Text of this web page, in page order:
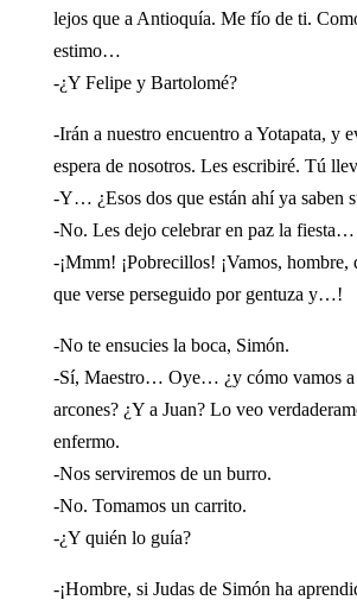
lejos que a Antioquía. Me fío de ti.
estimo…
-¿Y Felipe y Bartolomé?
-Irán a nuestro encuentro a Yotapata, y
espera de nosotros. Les escribiré. Tú
-Y… ¿Esos dos que están ahí ya saben
-No. Les dejo celebrar en paz la fiesta…
-¡Mmm! ¡Pobrecillos! ¡Vamos, hombre,
que verse perseguido por gentuza y…!
-No te ensucies la boca, Simón.
-Sí, Maestro… Oye… ¿y cómo vamos a
arcones? ¿Y a Juan? Lo veo
enfermo.
-Nos serviremos de un burro.
-No. Tomamos un carrito.
-¿Y quién lo guía?
-¡Hombre, si Judas de Simón ha